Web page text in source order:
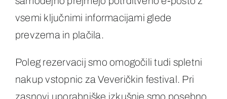
vsemi ključnimi informacijami glede
prevzema in plačila.
Poleg rezervacij smo omogočili tudi spletni
nakup vstopnic za Veveričkin festival. Pri
zasnovi uporabniške izkušnje smo posebno